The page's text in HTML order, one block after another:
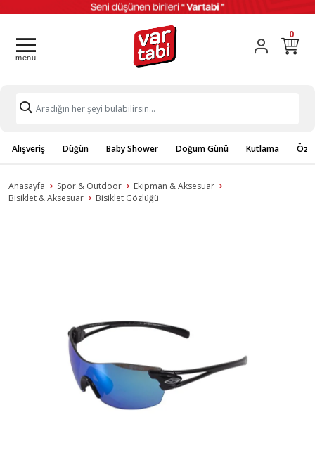
0
Alışveriş Düğün Baby Shower Doğum Günü Kutlama
Anasayfa Spor & Outdoor
Ekipman & Aksesuar
Bisiklet & Aksesuar
Bisiklet Gözlüğü